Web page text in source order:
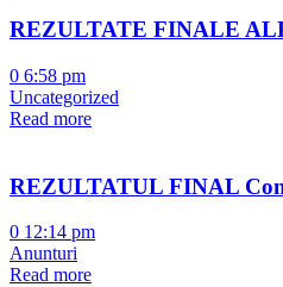
REZULTATE FINALE
0 6:58 pm
Uncategorized
Read more
REZULTATUL FINAL
0 12:14 pm
Anunturi
Read more